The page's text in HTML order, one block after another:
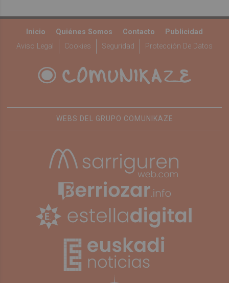
Inicio Quiénes Somos Contacto
Publicidad
Aviso Legal
Cookies Seguridad Protección De Datos
WEBS DEL GRUPO COMUNIKAZE